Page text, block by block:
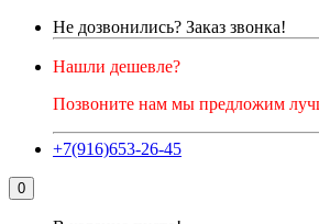
Не дозвонились? Заказ звонка!
Нашли дешевле?
Позвоните нам мы предложим
+7(916)653-26-45
0